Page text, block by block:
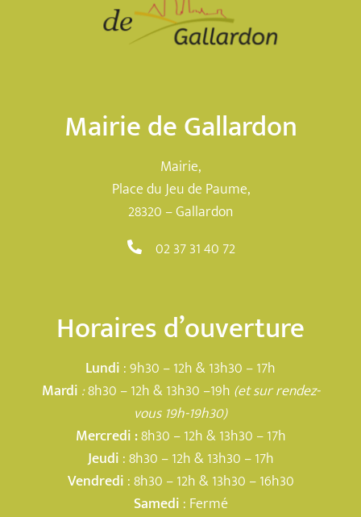
Mairie de Gallardon
Mairie,
Place du Jeu de Paume,
28320 – Gallardon
02 37 31 40 72
Horaires d’ouverture
Lundi : 9h30 – 12h & 13h30 – 17h
Mardi :8h30 – 12h & 13h30 –19h (et sur rendez-
vous 19h-19h30)
Mercredi :8h30 – 12h & 13h30 – 17h
Jeudi : 8h30 – 12h & 13h30 – 17h
Vendredi : 8h30 – 12h & 13h30 – 16h30
Samedi : Fermé